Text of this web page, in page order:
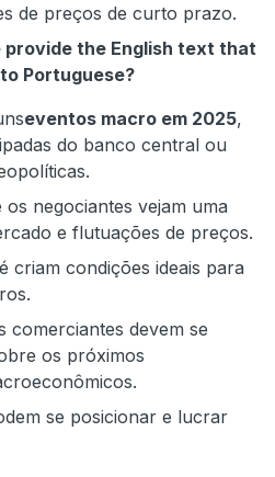
de preços de curto prazo.
provide the English text that
Portuguese?
eventos macro em 2025,
do banco central ou
negociantes vejam uma
e flutuações de preços.
criam condições ideais para
comerciantes devem se
os próximos
se posicionar e lucrar